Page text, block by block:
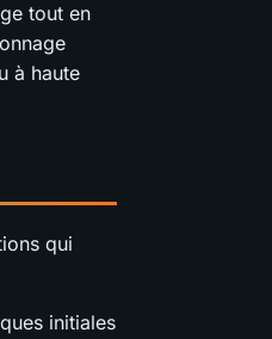
tout en
à haute
qui
initiales